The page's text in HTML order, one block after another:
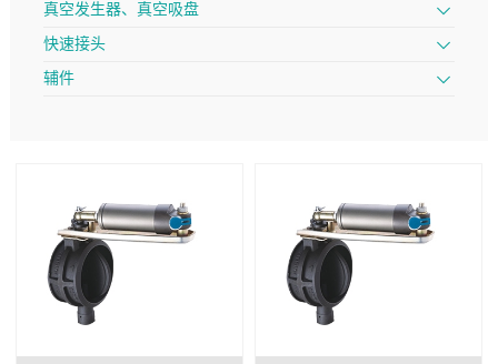
真空发生器、真空吸盘
快速接头
辅件